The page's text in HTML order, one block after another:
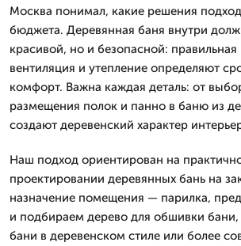
Москва понимал, какие решения
бюджета. Деревянная баня внутри
красивой, но и безопасной: правильная
вентиляция и утепление определяют
комфорт. Важна каждая деталь: от
размещения полок и панно в баню из
создают деревенский характер
Наш подход ориентирован на
проектировании деревянных бань на
назначение помещения — парилка,
и подбираем дерево для обшивки
бани в деревенском стиле или более